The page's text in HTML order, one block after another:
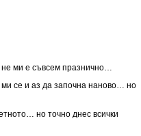
ми е съвсем празнично…
ми се и аз да започна наново… но
но точно днес всички